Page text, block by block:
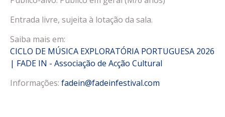
Entrada livre, sujeita à lotação da sala.
Saiba mais em:
CICLO DE MÚSICA EXPLORATÓRIA PORTUGUESA 2026
| FADE IN - Associação de Acção Cultural
Informações: fadein@fadeinfestival.com